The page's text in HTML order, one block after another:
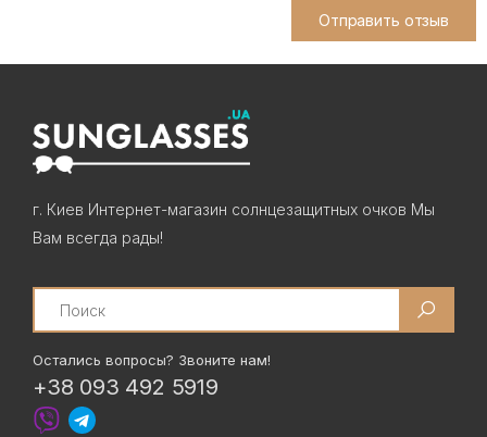
Отправить отзыв
г. Киев Интернет-магазин солнцезащитных очков Мы
Вам всегда рады!
Search
Остались вопросы? Звоните нам!
+38 093 492 5919